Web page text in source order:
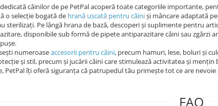
câinilor de pe PetPal acoperă toate categoriile importante,
o selecție bogată de hrană uscată pentru câiniși mâncare adaptată
sterilizați. Pe lângă hrana de bază, descoperi și suplimente pentru
disponibile sub formă de pipete antiparazitare câini sau zgărzi
numeroaseaccesorii pentru câini, precum hamuri, lese, boluri și
și stil, precum și jucării câini care stimulează activitatea și
PetPal îți oferă siguranța că patrupedul tău primește tot ce are
FAQ